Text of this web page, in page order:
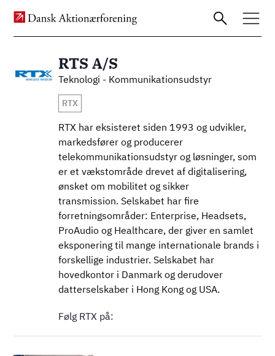
hovedindhold
RTS A/S
Teknologi - Kommunikationsudstyr
RTX
RTX har eksisteret siden 1993 og udvikler,
markedsfører og producerer
telekommunikationsudstyr og løsninger, som
er et vækstområde drevet af digitalisering,
ønsket om mobilitet og sikker
transmission. Selskabet har fire
forretningsområder: Enterprise, Headsets,
ProAudio og Healthcare, der giver en samlet
eksponering til mange internationale brands i
forskellige industrier. Selskabet har
hovedkontor i Danmark og derudover
datterselskaber i Hong Kong og USA.
Følg RTX på: